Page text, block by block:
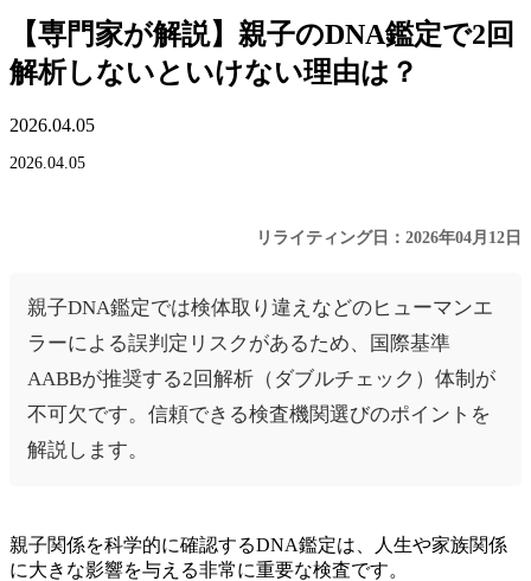
【専門家が解説】親子のDNA鑑定で2回
解析しないといけない理由は？
2026.04.05
2026.04.05
リライティング日：2026年04月12日
親子DNA鑑定では検体取り違えなどのヒューマンエ
ラーによる誤判定リスクがあるため、国際基準
AABBが推奨する2回解析（ダブルチェック）体制が
不可欠です。信頼できる検査機関選びのポイントを
解説します。
親子関係を科学的に確認するDNA鑑定は、人生や家族関係
に大きな影響を与える非常に重要な検査です。